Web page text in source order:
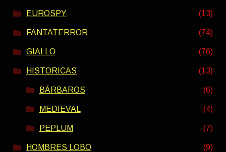
EUROSPY (13)
FANTATERROR (74)
GIALLO (76)
HISTORICAS (13)
BÁRBAROS (6)
MEDIEVAL (4)
PEPLUM (7)
HOMBRES LOBO (9)